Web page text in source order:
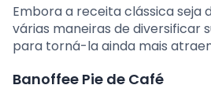
Embora a receita clássica seja
várias maneiras de diversificar
para torná-la ainda mais
Banoffee Pie de Café